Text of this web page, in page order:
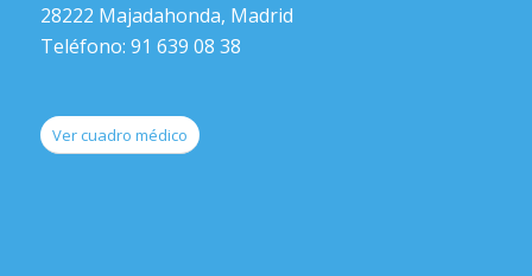
28222 Majadahonda, Madrid
Teléfono: 91 639 08 38
Ver cuadro médico